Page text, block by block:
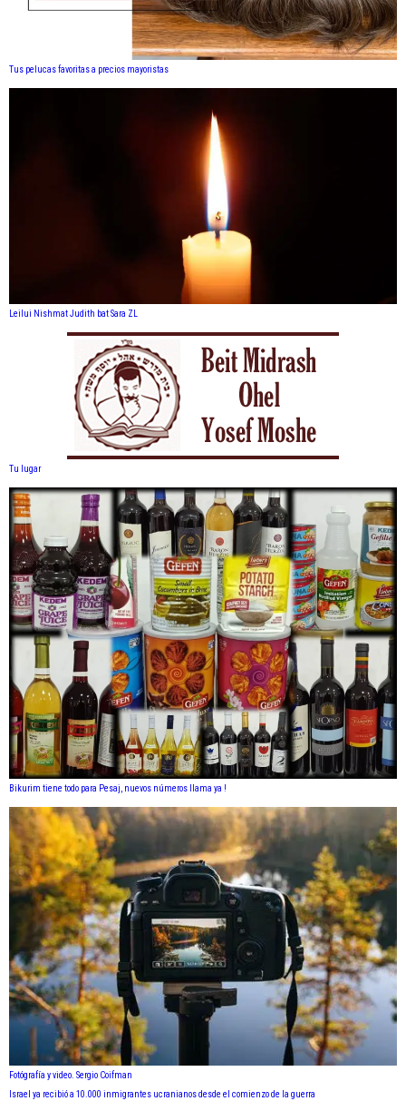
Tus pelucas favoritas a precios mayoristas
Leilui Nishmat Judith bat Sara ZL
Tu lugar
Bikurim tiene todo para Pesaj, nuevos números llama ya !
Fotógrafía y video. Sergio Coifman
Israel ya recibió a 10.000 inmigrantes ucranianos desde el comienzo de la guerra